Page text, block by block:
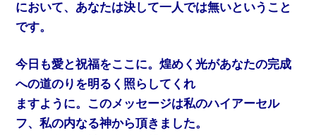
において、あなたは決して一人では無いということ
です。
今日も愛と祝福をここに。煌めく光があなたの完成
への道のりを明るく照らしてくれ
ますように。このメッセージは私のハイアーセル
フ、私の内なる神から頂きました。